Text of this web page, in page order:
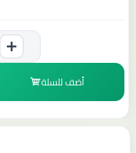
أضف للسلة